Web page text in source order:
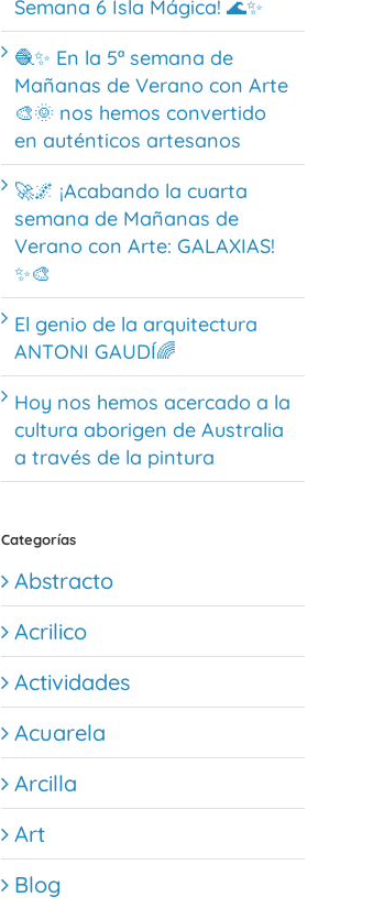
Semana 6 Isla Mágica! 🌊✨
🧶✨ En la 5ª semana de
Mañanas de Verano con Arte
🎨🌞 nos hemos convertido
en auténticos artesanos
🚀🌌 ¡Acabando la cuarta
semana de Mañanas de
Verano con Arte: GALAXIAS!
✨🎨
El genio de la arquitectura
ANTONI GAUDÍ🌈
Hoy nos hemos acercado a la
cultura aborigen de Australia
a través de la pintura
Categorías
Abstracto
Acrilico
Actividades
Acuarela
Arcilla
Art
Blog